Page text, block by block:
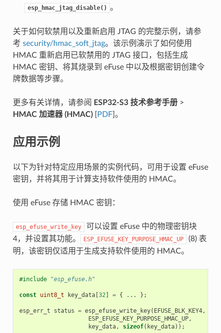
esp_hmac_jtag_disable() 。
关于如何软禁用以及重新启用 JTAG 的完整示例，请参
考 security/hmac_soft_jtag。该示例演示了如何使用
HMAC 重新启用已软禁用的 JTAG 接口，包括生成
HMAC 密钥、将其烧录到 eFuse 中以及根据密钥创建令
牌数据等步骤。
更多有关详情，请参阅 ESP32-S3 技术参考手册>
HMAC 加速器 (HMAC)[ PDF]。
应用示例
以下为针对特定应用场景的实例代码，可用于设置 eFuse
密钥，并将其用于计算支持软件使用的 HMAC。
使用 eFuse 存储 HMAC 密钥：
esp_efuse_write_key
可以设置 eFuse 中的物理密钥块
4，并设置其功能。
ESP_EFUSE_KEY_PURPOSE_HMAC_UP
(8) 表
明，该密钥仅适用于生成支持软件使用的 HMAC。
#include "esp_efuse.h"
const uint8_t key_data[32] = { ... };
esp_err_t status = esp_efuse_write_key( EFUSE_BLK_KEY4,
ESP_EFUSE_KEY_PURPOSE_HMAC_UP,
key_data, sizeof( key_data));